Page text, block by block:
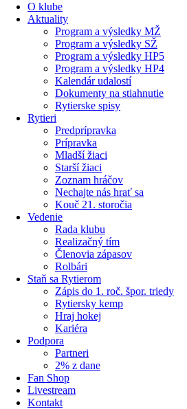
O klube
Aktuality
Program a výsledky MŽ
Program a výsledky SŽ
Program a výsledky HP5
Program a výsledky HP4
Kalendár udalostí
Dokumenty na stiahnutie
Rytierske spisy
Rytieri
Predprípravka
Prípravka
Mladší žiaci
Starší žiaci
Zoznam hráčov
Nechajte nás hrať sa
Kouč 21. storočia
Vedenie
Rada klubu
Realizačný tím
Členovia zápasov
Rolbári
Staň sa Rytierom
Zápis do 1. roč. špor. triedy
Rytiersky kemp
Hraj hokej
Kariéra
Podpora
Partneri
2% z dane
Fan Shop
Livestream
Kontakt